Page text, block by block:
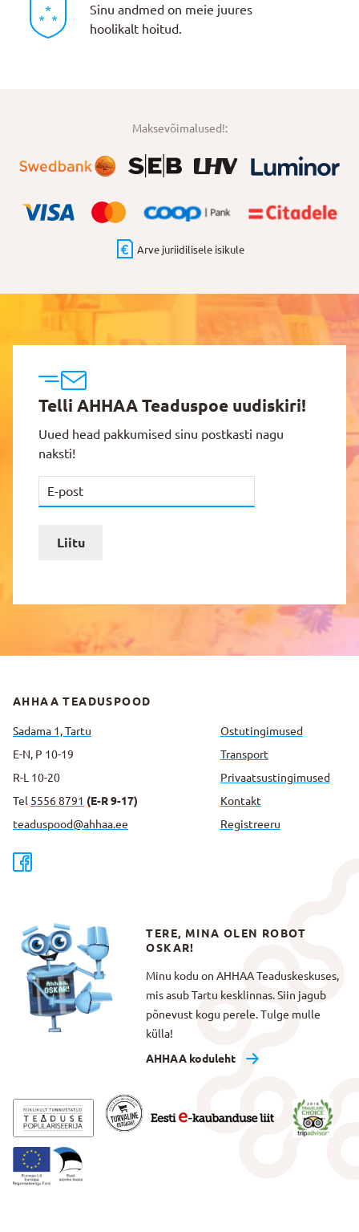
Sinu andmed on meie juures
hoolikalt hoitud.
Maksevõimalused!:
Arve juriidilisele isikule
Telli AHHAA Teaduspoe uudiskiri!
Uued head pakkumised sinu postkasti nagu
naksti!
Liitu
AHHAA TEADUSPOOD
Sadama 1, Tartu
E-N, P 10-19
R-L 10-20
Tel 5556 8791 (E-R 9-17)
teaduspood@ahhaa.ee
Ostutingimused
Transport
Privaatsus­tingimused
Kontakt
Registreeru
TERE, MINA OLEN ROBOT
OSKAR!
Minu kodu on AHHAA Teaduskeskuses,
mis asub Tartu kesklinnas. Siin jagub
põnevust kogu perele. Tulge mulle
külla!
AHHAA koduleht